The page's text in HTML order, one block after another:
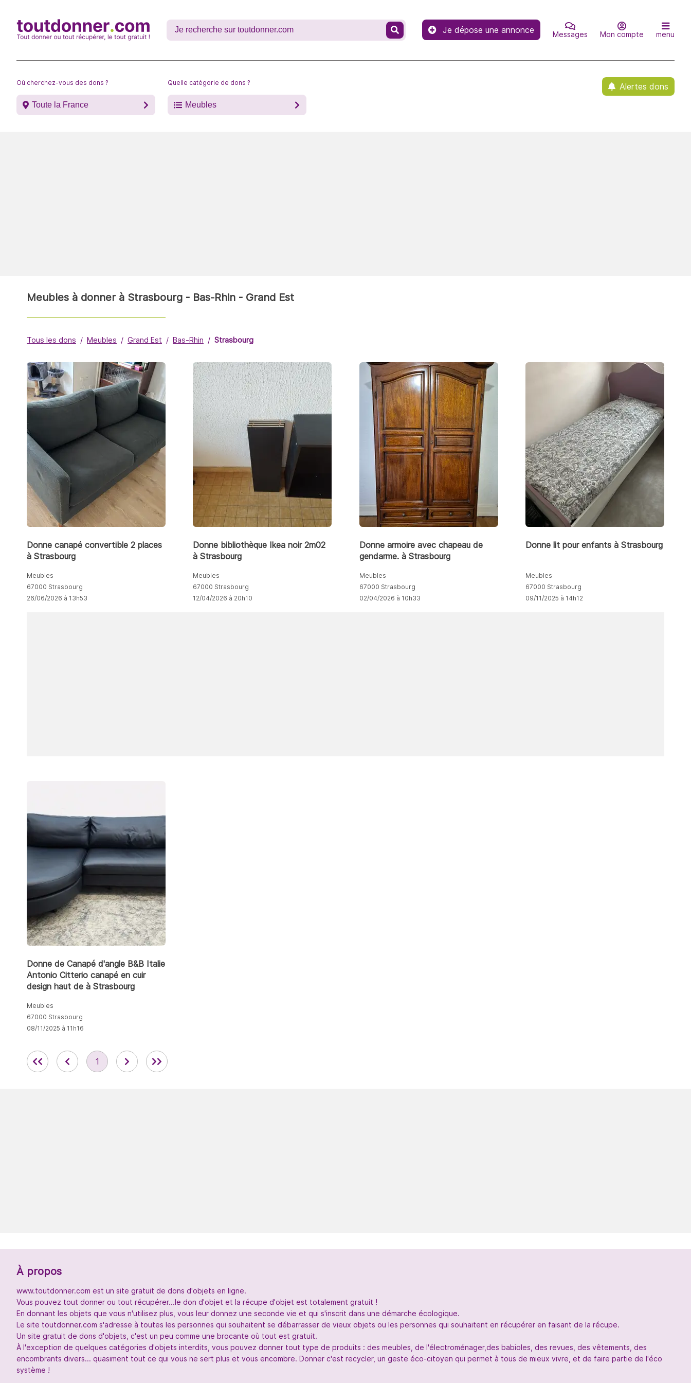
Je dépose une annonce Messages Mon compte menu
Où cherchez-vous des dons ?
Toute la France
Quelle catégorie de dons ?
Meubles
Alertes dons
Meubles à donner à Strasbourg - Bas-Rhin - Grand Est
Tous les dons Meubles Grand Est Bas-Rhin Strasbourg
Donne canapé convertible 2 places
à Strasbourg
Meubles
67000 Strasbourg
26/06/2026 à 13h53
Donne bibliothèque Ikea noir 2m02
à Strasbourg
Meubles
67000 Strasbourg
12/04/2026 à 20h10
Donne armoire avec chapeau de
gendarme. à Strasbourg
Meubles
67000 Strasbourg
02/04/2026 à 10h33
Donne lit pour enfants à Strasbourg
Meubles
67000 Strasbourg
09/11/2025 à 14h12
Donne de Canapé d'angle B&B Italie
Antonio Citterio canapé en cuir
design haut de à Strasbourg
Meubles
67000 Strasbourg
08/11/2025 à 11h16
1
À propos
www.toutdonner.com est un site gratuit de dons d'objets en ligne.
Vous pouvez tout donner ou tout récupérer...le don d'objet et la récupe d'objet est totalement gratuit !
En donnant les objets que vous n'utilisez plus, vous leur donnez une seconde vie et qui s'inscrit dans une démarche écologique.
Le site toutdonner.com s'adresse à toutes les personnes qui souhaitent se débarrasser de vieux objets ou les personnes qui souhaitent en récupérer en faisant de la récupe.
Un site gratuit de dons d'objets, c'est un peu comme une brocante où tout est gratuit.
À l'exception de quelques catégories d'objets interdits, vous pouvez donner tout type de produits : des meubles, de l'électroménager,des babioles, des revues, des vêtements, des
encombrants divers... quasiment tout ce qui vous ne sert plus et vous encombre. Donner c'est recycler, un geste éco-citoyen qui permet à tous de mieux vivre, et de faire partie de l'éco
système !